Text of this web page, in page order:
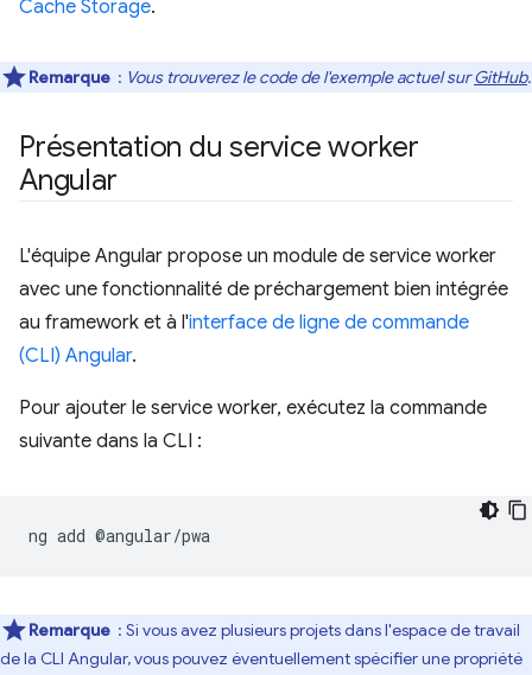
Cache Storage.
Remarque : Vous trouverez le code de l'exemple actuel surGitHub.
Présentation du service worker
Angular
L'équipe Angular propose un module de service worker
avec une fonctionnalité de préchargement bien intégrée
au framework et à l'interface de ligne de commande
(CLI) Angular.
Pour ajouter le service worker, exécutez la commande
suivante dans la CLI :
ng add
Remarque : Si vous avez plusieurs projets dans l'espace de travail
de la CLI Angular, vous pouvez éventuellement spécifier une propriété